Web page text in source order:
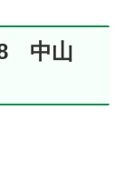
中山